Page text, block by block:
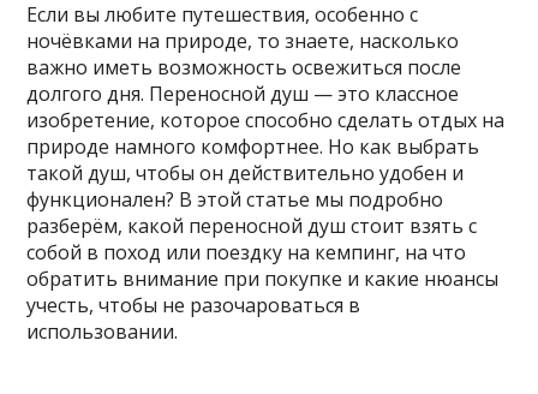
Если вы любите путешествия, особенно с
ночёвками на природе, то знаете, насколько
важно иметь возможность освежиться после
долгого дня. Переносной душ — это классное
изобретение, которое способно сделать отдых на
природе намного комфортнее. Но как выбрать
такой душ, чтобы он действительно удобен и
функционален? В этой статье мы подробно
разберём, какой переносной душ стоит взять с
собой в поход или поездку на кемпинг, на что
обратить внимание при покупке и какие нюансы
учесть, чтобы не разочароваться в
использовании.